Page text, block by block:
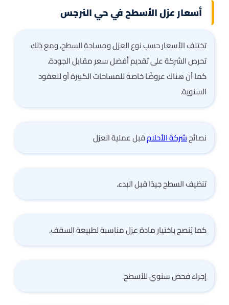
أسعار عزل الأسطح في حي النرجس
تختلف الأسعار حسب نوع العزل ومساحة السطح، ومع ذلك
تحرص الشركة على تقديم أفضل سعر مقابل الجودة.
كما أن هناك عروضًا خاصة للمساحات الكبيرة أو للعقود
السنوية.
نصائحشركة الأحلامقبل عملية العزل
تنظيف السطح جيدًا قبل البدء.
كما يُنصح باختيار مادة عزل مناسبة لطبيعة السقف.
إجراء فحص سنوي للأسطح.